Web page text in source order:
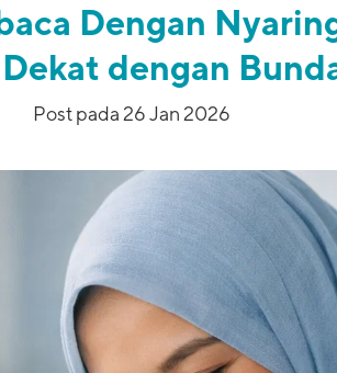
Dengan
dengan
Post pada 26 Jan 2026